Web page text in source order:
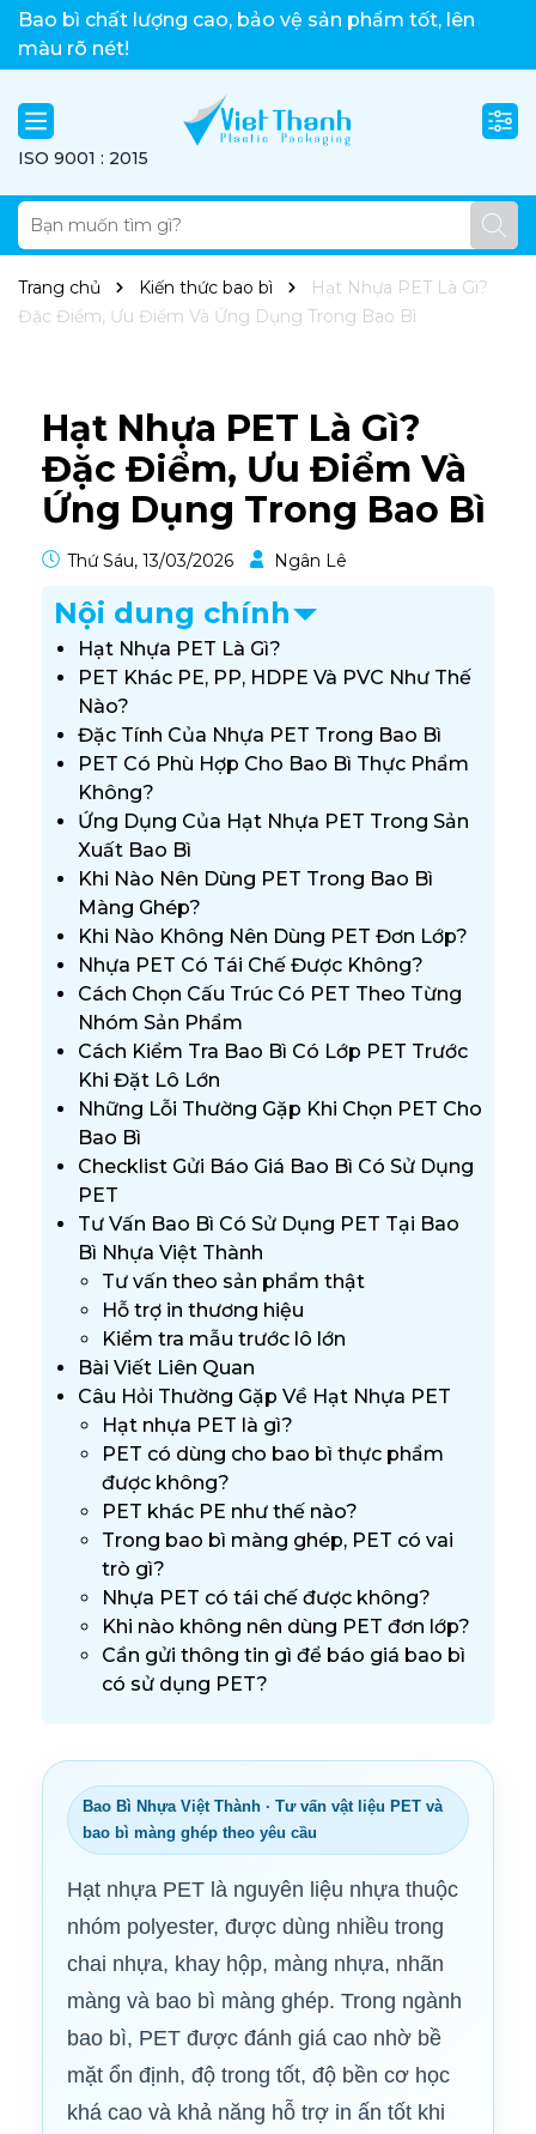
Việt Thành xin chào!
Bao bì chất lượng cao, bảo vệ sản phẩm tốt, lên
màu rõ nét!
ISO 9001 : 2015
Trang chủ Kiến thức bao bì
Hạt Nhựa PET Là Gì?
Đặc Điểm, Ưu Điểm Và Ứng Dụng Trong Bao Bì
Hạt Nhựa PET Là Gì?
Đặc Điểm, Ưu Điểm Và
Ứng Dụng Trong Bao Bì
Thứ Sáu, 13/03/2026 Ngân Lê
Nội dung chính
Hạt Nhựa PET Là Gì?
PET Khác PE, PP, HDPE Và PVC Như Thế
Nào?
Đặc Tính Của Nhựa PET Trong Bao Bì
PET Có Phù Hợp Cho Bao Bì Thực Phẩm
Không?
Ứng Dụng Của Hạt Nhựa PET Trong Sản
Xuất Bao Bì
Khi Nào Nên Dùng PET Trong Bao Bì
Màng Ghép?
Khi Nào Không Nên Dùng PET Đơn Lớp?
Nhựa PET Có Tái Chế Được Không?
Cách Chọn Cấu Trúc Có PET Theo Từng
Nhóm Sản Phẩm
Cách Kiểm Tra Bao Bì Có Lớp PET Trước
Khi Đặt Lô Lớn
Những Lỗi Thường Gặp Khi Chọn PET Cho
Bao Bì
Checklist Gửi Báo Giá Bao Bì Có Sử Dụng
PET
Tư Vấn Bao Bì Có Sử Dụng PET Tại Bao
Bì Nhựa Việt Thành
Tư vấn theo sản phẩm thật
Hỗ trợ in thương hiệu
Kiểm tra mẫu trước lô lớn
Bài Viết Liên Quan
Câu Hỏi Thường Gặp Về Hạt Nhựa PET
Hạt nhựa PET là gì?
PET có dùng cho bao bì thực phẩm
được không?
PET khác PE như thế nào?
Trong bao bì màng ghép, PET có vai
trò gì?
Nhựa PET có tái chế được không?
Khi nào không nên dùng PET đơn lớp?
Cần gửi thông tin gì để báo giá bao bì
có sử dụng PET?
Bao Bì Nhựa Việt Thành · Tư vấn vật liệu PET và
bao bì màng ghép theo yêu cầu
Hạt nhựa PET là nguyên liệu nhựa thuộc
nhóm polyester, được dùng nhiều trong
chai nhựa, khay hộp, màng nhựa, nhãn
màng và bao bì màng ghép. Trong ngành
bao bì, PET được đánh giá cao nhờ bề
mặt ổn định, độ trong tốt, độ bền cơ học
khá cao và khả năng hỗ trợ in ấn tốt khi